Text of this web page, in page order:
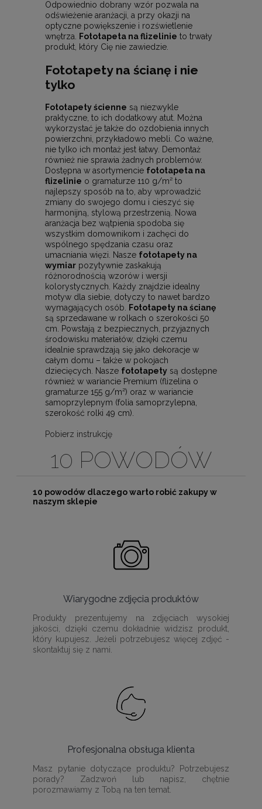
Odpowiednio dobrany wzór pozwala na
odświeżenie aranżacji, a przy okazji na
optyczne powiększenie i rozświetlenie
wnętrza.
Fototapeta na flizelinie to trwały
produkt, który Cię nie zawiedzie.
Fototapety na ścianę i nie
tylko
Fototapety ścienne są niezwykle
praktyczne, to ich dodatkowy atut. Można
wykorzystać je także do ozdobienia innych
powierzchni, przykładowo mebli. Co ważne,
nie tylko ich montaż jest łatwy. Demontaż
również nie sprawia żadnych problemów.
Dostępna w asortymencie fototapeta na
flizelinie o gramaturze 110 g/m² to
najlepszy sposób na to, aby wprowadzić
zmiany do swojego domu i cieszyć się
harmonijną, stylową przestrzenią. Nowa
aranżacja bez wątpienia spodoba się
wszystkim domownikom i zachęci do
wspólnego spędzania czasu oraz
umacniania więzi. Nasze fototapety na
wymiar pozytywnie zaskakują
różnorodnością wzorów i wersji
kolorystycznych. Każdy znajdzie idealny
motyw dla siebie, dotyczy to nawet bardzo
wymagających osób.
Fototapety na ścianę
są sprzedawane w rolkach o szerokości 50
cm. Powstają z bezpiecznych, przyjaznych
środowisku materiałów, dzięki czemu
idealnie sprawdzają się jako dekoracje w
całym domu – także w pokojach
dziecięcych. Nasze fototapety są dostępne
również w wariancie Premium (flizelina o
gramaturze 155 g/m²) oraz w wariancie
samoprzylepnym (folia samoprzylepna,
szerokość rolki 49 cm).
Pobierz instrukcję
10 POWODÓW
10 powodów dlaczego warto robić zakupy w
naszym sklepie
Wiarygodne zdjęcia produktów
Produkty prezentujemy na zdjęciach wysokiej
jakości, dzięki czemu dokładnie widzisz produkt,
który kupujesz. Jeżeli potrzebujesz więcej zdjęć -
skontaktuj się z nami.
Profesjonalna obsługa klienta
Masz pytanie dotyczące produktu? Potrzebujesz
porady? Zadzwoń lub napisz, chętnie
porozmawiamy z Tobą na ten temat.